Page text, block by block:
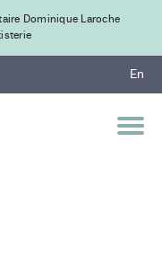
Dominique Laroche
En